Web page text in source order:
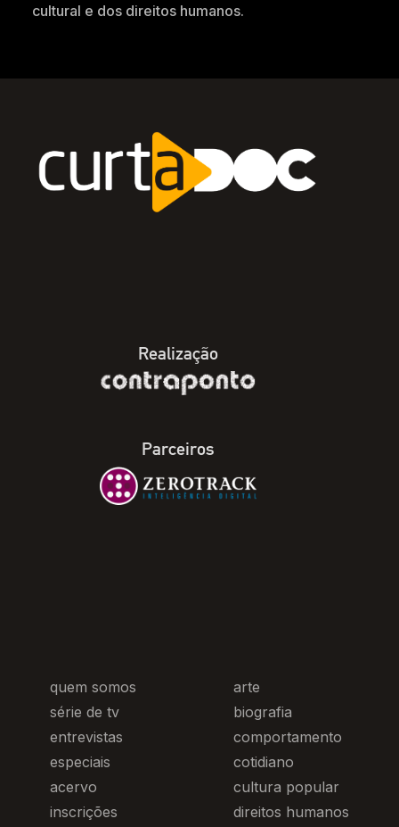
cultural e dos direitos humanos.
Realização
Parceiros
quem somos
série de tv
entrevistas
especiais
acervo
inscrições
arte
biografia
comportamento
cotidiano
cultura popular
direitos humanos